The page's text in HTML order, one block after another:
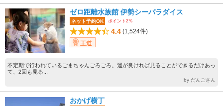
ゼロ距離水族館 伊勢シーパラダイス
ネット予約OK ポイント2％
4.4 (1,524件)
王道
不定期で行われているごまちゃんごろごろ。運が良ければ見ることができるだけあっ
て、2回も見る...
by だんごさん
おかげ横丁